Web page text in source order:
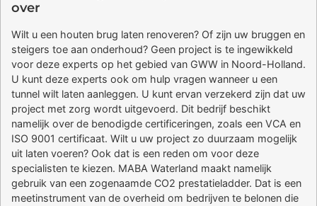
over
Wilt u een houten brug laten renoveren? Of zijn uw bruggen en
steigers toe aan onderhoud? Geen project is te ingewikkeld
voor deze experts op het gebied van GWW in Noord-Holland.
U kunt deze experts ook om hulp vragen wanneer u een
tunnel wilt laten aanleggen. U kunt ervan verzekerd zijn dat uw
project met zorg wordt uitgevoerd. Dit bedrijf beschikt
namelijk over de benodigde certificeringen, zoals een VCA en
ISO 9001 certificaat. Wilt u uw project zo duurzaam mogelijk
uit laten voeren? Ook dat is een reden om voor deze
specialisten te kiezen. MABA Waterland maakt namelijk
gebruik van een zogenaamde CO2 prestatieladder. Dat is een
meetinstrument van de overheid om bedrijven te belonen die